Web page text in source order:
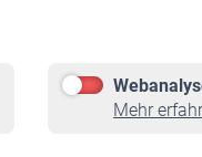
Mehr
Rente beantragen
Rentenauszahlung